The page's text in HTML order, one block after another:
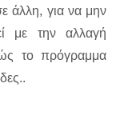
άλλη, για να μην
με την αλλαγή
το πρόγραμμα